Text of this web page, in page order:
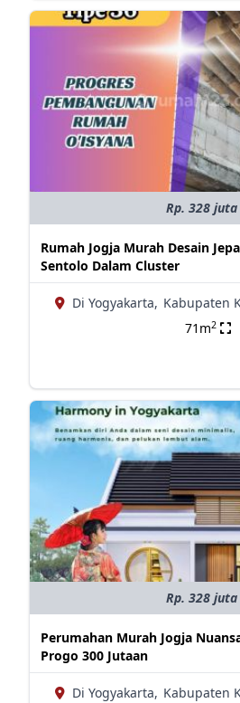
Rp. 328 juta
Rumah Jogja Murah Desain
Sentolo Dalam Cluster
Di Yogyakarta, Kabupaten
71m2
Rp. 328 juta
Perumahan Murah Jogja
Progo 300 Jutaan
Di Yogyakarta, Kabupaten